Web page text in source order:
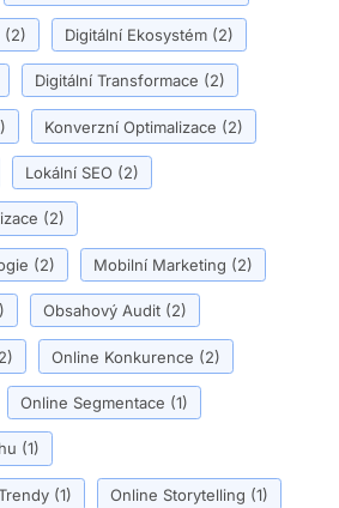
(2) Digitální Ekosystém (2)
Digitální Transformace (2)
Konverzní Optimalizace (2)
Lokální SEO (2)
(2)
(2) Mobilní Marketing (2)
Obsahový Audit (2)
Online Konkurence (2)
Online Segmentace (1)
(1)
(1) Online Storytelling (1)